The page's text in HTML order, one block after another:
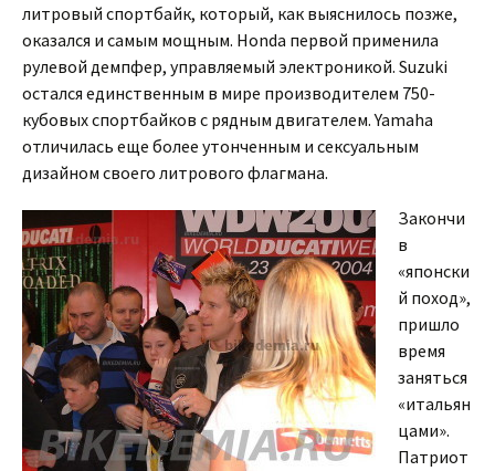
литровый спортбайк, который, как выяснилось позже,
оказался и самым мощным. Honda первой применила
рулевой демпфер, управляемый электроникой. Suzuki
остался единственным в мире производителем 750-
кубовых спортбайков с рядным двигателем. Yamaha
отличилась еще более утонченным и сексуальным
дизайном своего литрового флагмана.
Закончи
в
«японски
й поход»,
пришло
время
заняться
«итальян
цами».
Патриот